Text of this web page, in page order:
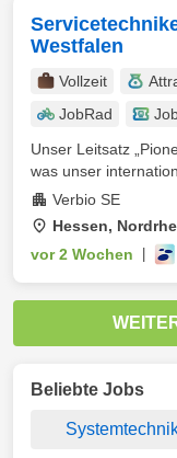
Westfalen
Vollzeit
JobRad
Unser Leitsatz
was unser
Verbio SE
Hessen,
vor 2 Wochen
Beliebte Jobs